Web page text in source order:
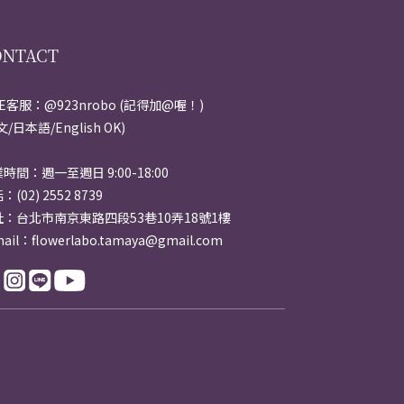
客服：@923nrobo (記得加@喔！)
/日本語/English OK)
時間：週一至週日 9:00-18:00
：(02) 2552 8739
：台北市南京東路四段53巷10弄18號1樓
：flowerlabo.tamaya@gmail.com